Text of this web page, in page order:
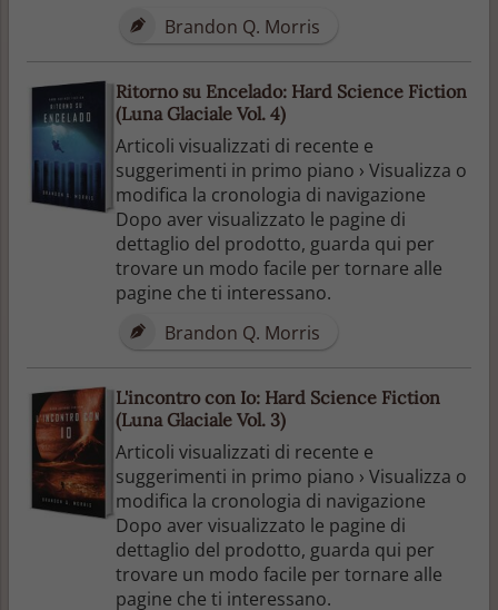
Brandon Q. Morris
Ritorno su Encelado: Hard Science Fiction
(Luna Glaciale Vol. 4)
Articoli visualizzati di recente e
suggerimenti in primo piano › Visualizza o
modifica la cronologia di navigazione
Dopo aver visualizzato le pagine di
dettaglio del prodotto, guarda qui per
trovare un modo facile per tornare alle
pagine che ti interessano.
Brandon Q. Morris
L'incontro con Io: Hard Science Fiction
(Luna Glaciale Vol. 3)
Articoli visualizzati di recente e
suggerimenti in primo piano › Visualizza o
modifica la cronologia di navigazione
Dopo aver visualizzato le pagine di
dettaglio del prodotto, guarda qui per
trovare un modo facile per tornare alle
pagine che ti interessano.